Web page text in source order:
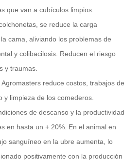
que van a cubículos limpios.
se reduce la carga
cama, aliviando los problemas de
y colibacilosis. Reducen el riesgo
y traumas.
reduce costos, trabajos de
y limpieza de los comederos.
de descanso y la productividad
en hasta un + 20%. En el animal en
sanguíneo en la ubre aumenta, lo
positivamente con la producción